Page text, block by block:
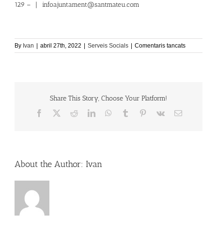
129 –
| infoajuntament@santmateu.com
By Ivan | abril 27th, 2022 | Serveis Socials | Comentaris tancatsa
Centre
Share This Story, Choose Your Platform!
Facebook RedditLinkedInWhatsApp
Tumblr Pinterest
Vk Email:
About the Author: Ivan